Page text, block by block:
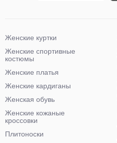
Женские куртки
Женские спортивные
костюмы
Женские платья
Женские кардиганы
Женская обувь
Женские кожаные
кроссовки
Плитоноски